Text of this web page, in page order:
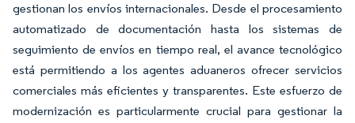
gestionan los envíos internacionales. Desde el procesamiento
automatizado de documentación hasta los sistemas de
seguimiento de envíos en tiempo real, el avance tecnológico
está permitiendo a los agentes aduaneros ofrecer servicios
comerciales más eficientes y transparentes. Este esfuerzo de
modernización es particularmente crucial para gestionar la